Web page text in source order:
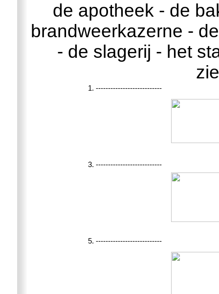
de apotheek - de
brandweerkazerne -
- de slagerij - het
1. ---------------------------
3. ---------------------------
5. ---------------------------